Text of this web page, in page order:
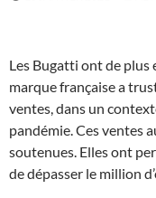
Les Bugatti ont de plus
marque française a
ventes, dans un
pandémie. Ces ventes
soutenues. Elles ont
de dépasser le million